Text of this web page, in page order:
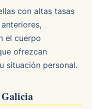
con altas tasas
el cuerpo
ofrezcan
situación personal.
Galicia